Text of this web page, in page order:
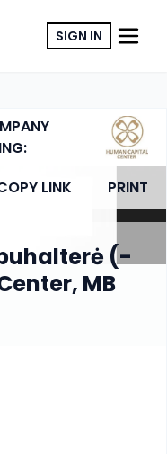
SIGN IN
LINK
PRINT
(-
MB